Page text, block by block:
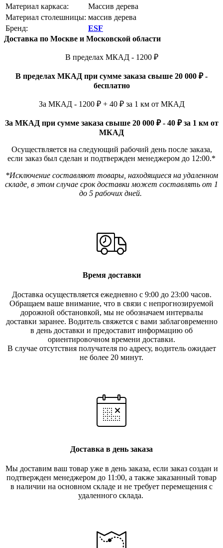
Материал каркаса:
Массив дерева
Материал столешницы: массив дерева
Бренд:
ESF
Доставка по Москве и Московской области
В пределах МКАД - 1200 ₽
В пределах МКАД при сумме заказа свыше 20 000 ₽ -
бесплатно
За МКАД - 1200 ₽ + 40 ₽ за 1 км от МКАД
За МКАД при сумме заказа свыше 20 000 ₽ - 40 ₽ за 1 км от
МКАД
Осуществляется на следующий рабочий день после заказа,
если заказ был сделан и подтвержден менеджером до 12:00.*
*Исключение составляют товары, находящиеся на удаленном
складе, в этом случае срок доставки может составлять от 1
до 5 рабочих дней.
Время доставки
Доставка осуществляется ежедневно с 9:00 до 23:00 часов.
Обращаем ваше внимание, что в связи с непрогнозируемой
дорожной обстановкой, мы не обозначаем интервалы
доставки заранее. Водитель свяжется с вами заблаговременно
в день доставки и предоставит информацию об
ориентировочном времени доставки.
В случае отсутствия получателя по адресу, водитель ожидает
не более 20 минут.
Доставка в день заказа
Мы доставим ваш товар уже в день заказа, если заказ создан и
подтвержден менеджером до 11:00, а также заказанный товар
в наличии на основном складе и не требует перемещения с
удаленного склада.